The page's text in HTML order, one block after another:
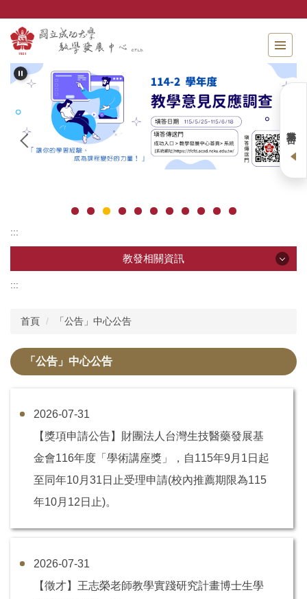
主
要
內
容
:::
教發相關資訊
教師教學專區
新進教師專區
課輔活動專區
教學實踐研究計畫專區
:::
首頁 「公告」中心公告
「公告」中心公告
2026-07-31
【獎項申請公告】財團法人台灣生技醫藥發展基
金會116年度「學術講座獎」，自115年9月1日起
至同年10月31日止受理申請(校內推薦期限為115
年10月12日止)。
2026-07-31
【徵才】王志榮老師教學實踐研究計畫博士生學